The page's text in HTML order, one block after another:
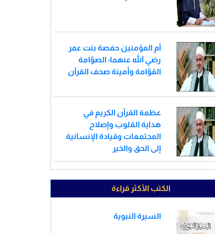
أم المؤمنين حفصة بنت عمر
رضي الله عنهما؛ الصوّامة
القوّامة وأمينة صحف القرآن
عظمة القرآن الكريم في
هداية القلوب وإصلاح
المجتمعات وقيادة الإنسانية
إلى الحق والخير
الكتب الأكثر قراءة
السيرة النبوية